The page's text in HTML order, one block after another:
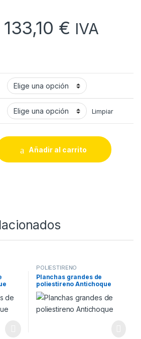
133,10 € Rango
IVA
Limpiar
quantity
Añadir al carrito
de precios: desde 21,08 €
variantes. Las opciones se
POLIESTIRENO
Planchas grandes de
poliestireno Antichoque